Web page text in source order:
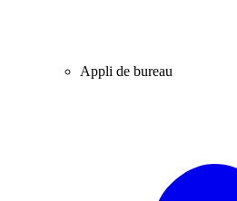
Appli de bureau